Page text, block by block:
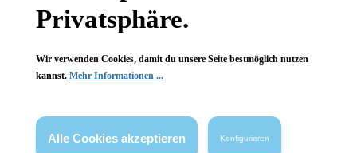
Vertrag widerrufen
* Alle Preise inkl. gesetzl. Mehrwertsteuer zzgl.Versandkosten
wenn nicht anders angegeben.
Privatsphäre.
Wir verwenden Cookies, damit du unsere Seite bestmöglich nutzen
kannst. Mehr Informationen ...
Alle Cookies akzeptieren Konfigurieren